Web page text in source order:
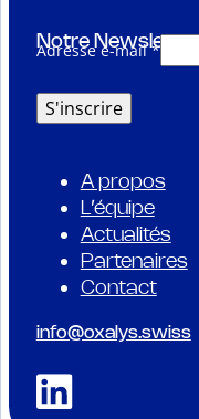
Notre Newsletter
Adresse e-mail *
A propos
L’équipe
Actualités
Partenaires
Contact
info@oxalys.swiss